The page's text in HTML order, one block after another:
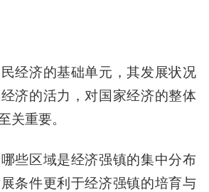
经济的基础单元，其发展状况
济的活力，对国家经济的整体
关重要。
些区域是经济强镇的集中分布
条件更利于经济强镇的培育与